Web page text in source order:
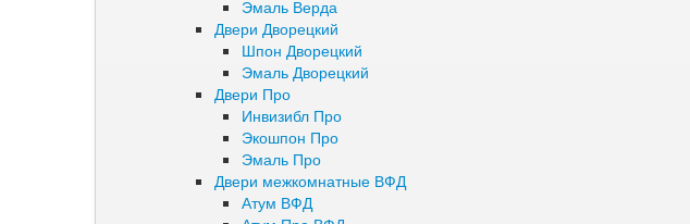
Эмаль Верда
Двери Дворецкий
Шпон Дворецкий
Эмаль Дворецкий
Двери Про
Инвизибл Про
Экошпон Про
Эмаль Про
Двери межкомнатные ВФД
Атум ВФД